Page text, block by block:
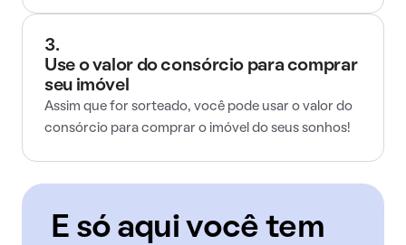
3.
Use o valor do consórcio para comprar
seu imóvel
Assim que for sorteado, você pode usar o valor do
consórcio para comprar o imóvel do seus sonhos!
E só aqui você tem